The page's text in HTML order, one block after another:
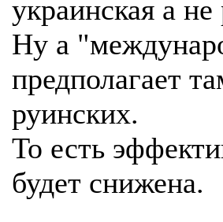
украинская а
Ну а
предполагает
руинских.
То есть
будет снижена.